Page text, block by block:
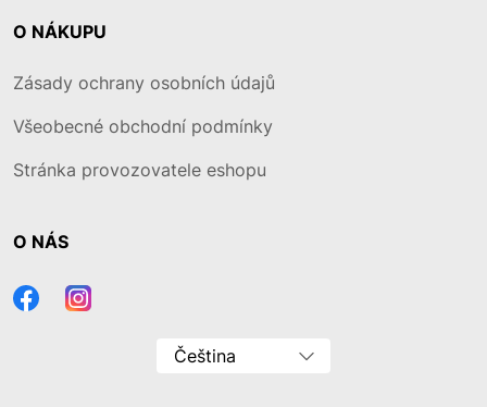
O NÁKUPU
Zásady ochrany osobních údajů
Všeobecné obchodní podmínky
Stránka provozovatele eshopu
O NÁS